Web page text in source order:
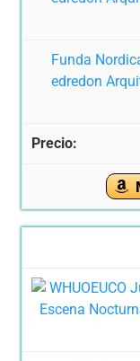
Funda
edredon